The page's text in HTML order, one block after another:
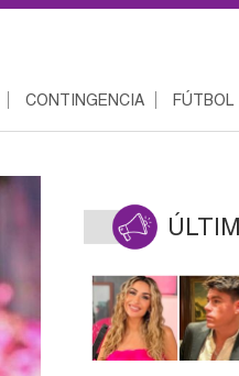
CONTINGENCIA FÚTBOL